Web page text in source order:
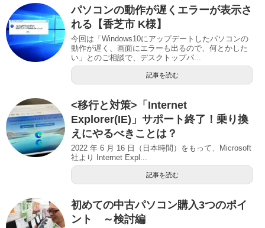
パソコンの動作が遅くエラーが表示さ
れる【香芝市 K様】
今回は「Windows10にアップデートしたパソコンの
動作が遅く、画面にエラーも出るので、何とかした
い」とのご相談で、デスクトップパ...
記事を読む
<移行と対策>「Internet
Explorer(IE)」サポート終了！乗り換
えにやるべきことは？
2022 年 6 月 16 日（日本時間）をもって、Microsoft
社より Internet Expl...
記事を読む
初めての中古パソコン購入3つのポイ
ント ～検討編